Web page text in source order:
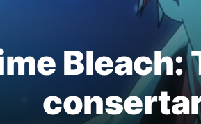
Bleach: